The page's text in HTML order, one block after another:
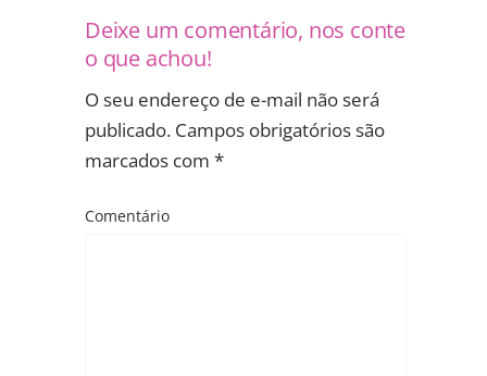
Deixe um comentário, nos conte
o que achou!
O seu endereço de e-mail não será
publicado. Campos obrigatórios são
marcados com *
Comentário